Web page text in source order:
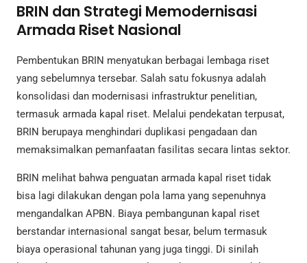
BRIN dan Strategi Memodernisasi
Armada Riset Nasional
Pembentukan BRIN menyatukan berbagai lembaga riset
yang sebelumnya tersebar. Salah satu fokusnya adalah
konsolidasi dan modernisasi infrastruktur penelitian,
termasuk armada kapal riset. Melalui pendekatan terpusat,
BRIN berupaya menghindari duplikasi pengadaan dan
memaksimalkan pemanfaatan fasilitas secara lintas sektor.
BRIN melihat bahwa penguatan armada kapal riset tidak
bisa lagi dilakukan dengan pola lama yang sepenuhnya
mengandalkan APBN. Biaya pembangunan kapal riset
berstandar internasional sangat besar, belum termasuk
biaya operasional tahunan yang juga tinggi. Di sinilah